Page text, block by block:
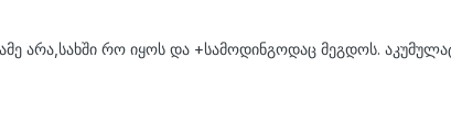
არა,სახში რო იყოს და +სამოდინგოდაც მეგდოს.